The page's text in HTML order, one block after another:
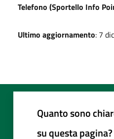
Telefono (Sportello Info
Ultimo aggiornamento: 7
Quanto sono
su questa pagina?